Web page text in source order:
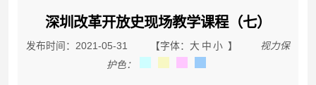
深圳改革开放史现场教学课程（七）
发布时间：2021-05-31 【字体： 大 中 小 】
视力保
护色：